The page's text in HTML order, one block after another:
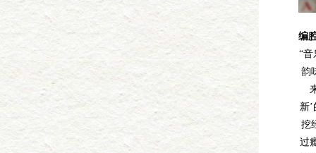
编
“
韵
新
挖
过